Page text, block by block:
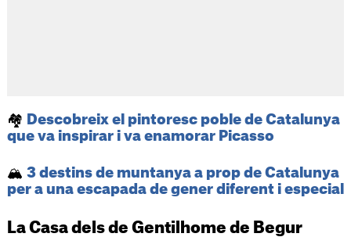
🏘️ Descobreix el pintoresc poble de Catalunya
que va inspirar i va enamorar Picasso
🏔️ 3 destins de muntanya a prop de Catalunya
per a una escapada de gener diferent i especial
La Casa dels de Gentilhome de Begur